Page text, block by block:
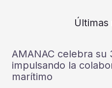
Últimas
AMANAC celebra su
impulsando la
marítimo